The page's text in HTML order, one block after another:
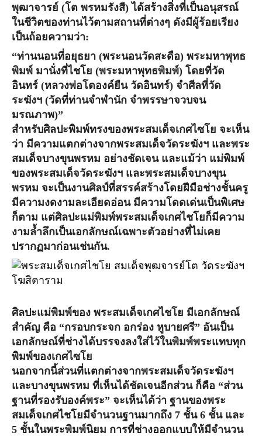
พุฒาจารย์ (โต พรหมรังสี) ได้สร้างสิ่งที่เป็นอนุสรณ์
ในชีวิตของท่านไว้ตามสถานที่ต่างๆ ดังมีผู้ร้อยเรียง
เป็นถ้อยความว่า:
“ท่านนอนที่อยุธยา (พระนอนวัดสะดือ) พระมหาพุทธ
พิมพ์ มานั่งที่ไชโย (พระมหาพุทธพิมพ์) โดยที่วัด
อินทร์ (หลวงพ่อโตองค์ยืน วัดอินทร์) จำศีลที่วัด
ระฆังฯ (วัดที่ท่านจำพำนัก จำพรรษาจวบจน
มรณภาพ)”
สำหรับศิลปะพิมพ์ทรงของพระสมเด็จเกศไซโย จะเห็น
ว่า มีความแตกต่างจากพระสมเด็จวัดระฆังฯ และพระ
สมเด็จบางขุนพรหม อย่างชัดเจน และแม้ว่า แม่พิมพ์
ของพระสมเด็จวัดระฆังฯ และพระสมเด็จบางขุน
พรหม จะเป็นงานศิลป์ที่สรรค์สร้างโดยฝีมือช่างชั้นครู
มีความงดงามละเอียดอ่อน มีความโดดเด่นเป็นพิเศษ
ก็ตาม แต่ศิลปะแม่พิมพ์พระสมเด็จเกศไชโยก็มีความ
งามล้ำลึกเป็นเอกลักษณ์เฉพาะตัวอย่างที่ไม่เคย
ปรากฏมาก่อนเช่นกัน.
ศิลปะแม่พิมพ์ของ พระสมเด็จเกศไชโย มีเอกลักษณ์
สำคัญ คือ “กรอบกระจก อกร่อง หูบายศรี” อันเป็น
เอกลักษณ์ที่ช่างได้บรรจงลงใส่ไว้ในพิมพ์พระแทบทุก
พิมพ์ของเกศไซโย
นอกจากนี้ส่วนที่แตกต่างจากพระสมเด็จวัดระฆังฯ
และบางขุนพรหม ที่เห็นได้ชัดเจนอีกส่วน ก็คือ “ส่วน
ฐานที่รองรับองค์พระ” จะเห็นได้ว่า ฐานของพระ
สมเด็จเกศไชโยมีจำนวนฐานมากถึง 7 ชั้น 6 ชั้น และ
5 ชั้นในพระพิมพ์นิยม การที่ช่างออกแบบให้มีจำนวน